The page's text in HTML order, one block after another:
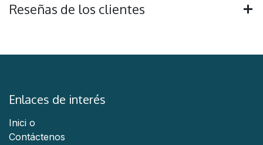
Reseñas de los clientes
Enlaces de interés
Inici o
Contáctenos